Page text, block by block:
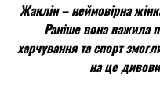
Жаклін – неймовірна
Раніше вона важила
харчування та спорт
на це